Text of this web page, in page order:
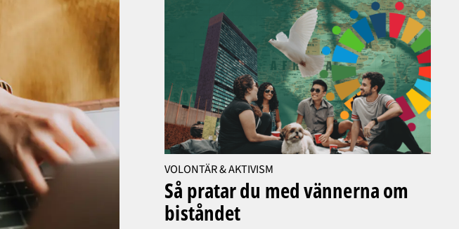
VOLONTÄR & AKTIVISM
Så pratar du med vännerna om
biståndet